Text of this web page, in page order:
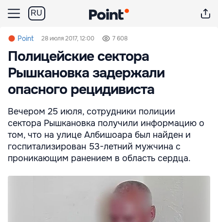
RU
Point 28 июля 2017, 12:00 7 608
Полицейские сектора
Рышкановка задержали
опасного рецидивиста
Вечером 25 июля, сотрудники полиции
сектора Рышкановка получили информацию о
том, что на улице Албишоара был найден и
госпитализирован 53-летний мужчина с
проникающим ранением в область сердца.